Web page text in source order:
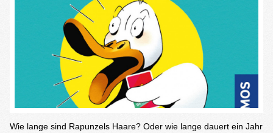
Wie lange sind Rapunzels Haare? Oder wie lange dauert ein Jahr